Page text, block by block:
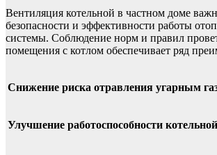
Вентиляция котельной в частном доме
безопасности и эффективности работы
системы. Соблюдение норм и правил
помещения с котлом обеспечивает ряд
Снижение риска отравления угарным
Улучшение работоспособности